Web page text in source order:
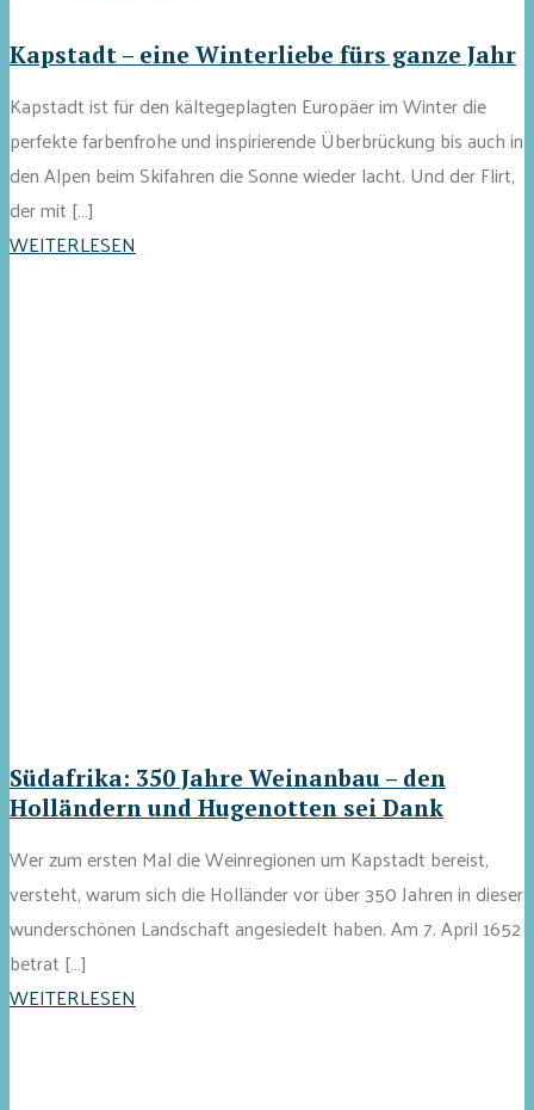
Kapstadt – eine Winterliebe fürs ganze Jahr
Kapstadt ist für den kältegeplagten Europäer im Winter die
perfekte farbenfrohe und inspirierende Überbrückung bis auch in
den Alpen beim Skifahren die Sonne wieder lacht. Und der Flirt,
der mit […]
WEITERLESEN
Südafrika: 350 Jahre Weinanbau – den
Holländern und Hugenotten sei Dank
Wer zum ersten Mal die Weinregionen um Kapstadt bereist,
versteht, warum sich die Holländer vor über 350 Jahren in dieser
wunderschönen Landschaft angesiedelt haben. Am 7. April 1652
betrat […]
WEITERLESEN